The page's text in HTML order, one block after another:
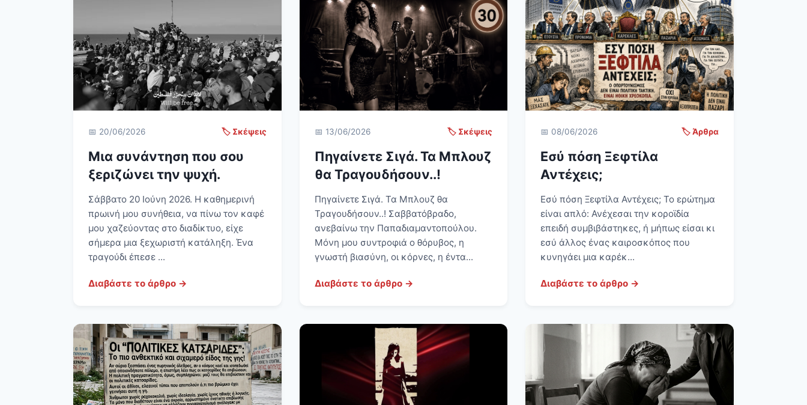
📅 20/06/2026 🏷️ Σκέψεις
Μια συνάντηση που σου
ξεριζώνει την ψυχή.
Σάββατο 20 Ιούνη 2026. Η καθημερινή
πρωινή μου συνήθεια, να πίνω τον καφέ
μου χαζεύοντας στο διαδίκτυο, είχε
σήμερα μια ξεχωριστή κατάληξη. Ένα
τραγούδι έπεσε ...
Διαβάστε το άρθρο →
📅 13/06/2026 🏷️ Σκέψεις
Πηγαίνετε Σιγά. Τα Μπλουζ
θα Τραγουδήσουν..!
Πηγαίνετε Σιγά. Τα Μπλουζ θα
Τραγουδήσουν..! Σαββατόβραδο,
ανεβαίνω την Παπαδιαμαντοπούλου.
Μόνη μου συντροφιά ο θόρυβος, η
γνωστή βιασύνη, οι κόρνες, η έντα...
Διαβάστε το άρθρο →
📅 08/06/2026 🏷️ Άρθρα
Εσύ πόση Ξεφτίλα
Αντέχεις;
Εσύ πόση Ξεφτίλα Αντέχεις; Το ερώτημα
είναι απλό: Ανέχεσαι την κοροϊδία
επειδή συμβιβάστηκες, ή μήπως είσαι κι
εσύ άλλος ένας καιροσκόπος που
κυνηγάει μια καρέκ...
Διαβάστε το άρθρο →